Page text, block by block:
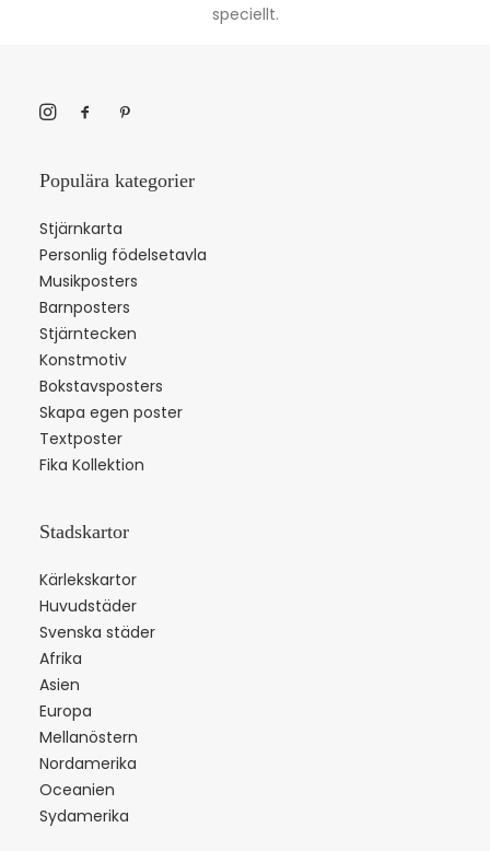
speciellt.
Populära kategorier
Stjärnkarta
Personlig födelsetavla
Musikposters
Barnposters
Stjärntecken
Konstmotiv
Bokstavsposters
Skapa egen poster
Textposter
Fika Kollektion
Stadskartor
Kärlekskartor
Huvudstäder
Svenska städer
Afrika
Asien
Europa
Mellanöstern
Nordamerika
Oceanien
Sydamerika